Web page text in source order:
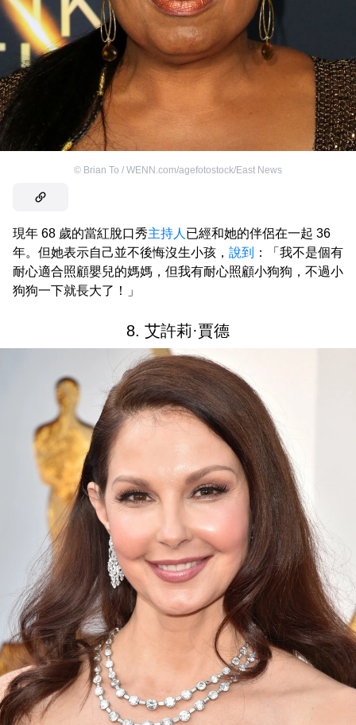
© Brian To / WENN.com/agefotostock/East News
現年 68 歲的當紅脫口秀主持人 已經和她的伴侶在一起 36
年。但她表示自己並不後悔沒生小孩， 說到
：「我不是個有
耐心適合照顧嬰兒的媽媽，但我有耐心照顧小狗狗，不過小
狗狗一下就長大了！」
8. 艾許莉·賈德